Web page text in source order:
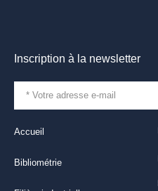
Accueil
Bibliométrie
Inscription à la newsletter